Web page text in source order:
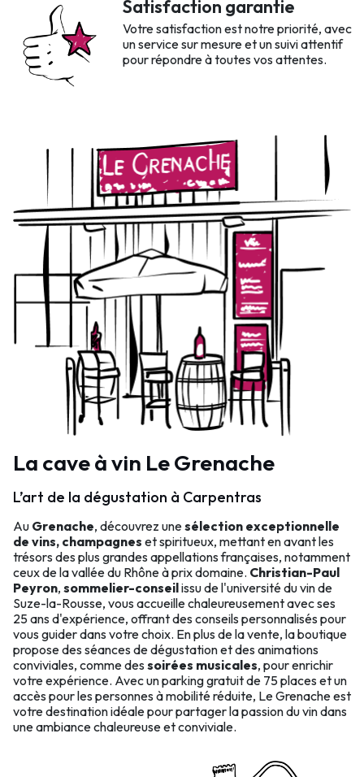
Satisfaction garantie
Votre satisfaction est notre priorité, avec
un service sur mesure et un suivi attentif
pour répondre à toutes vos attentes.
La cave à vin Le Grenache
L’art de la dégustation à Carpentras
Au Grenache, découvrez unesélection exceptionnelle
de vins, champagnes et spiritueux, mettant en avant les
trésors des plus grandes appellations françaises, notamment
ceux de la vallée du Rhône à prix domaine. Christian-Paul
Peyron, sommelier-conseilissu de l'université du vin de
Suze-la-Rousse, vous accueille chaleureusement avec ses
25 ans d'expérience, offrant des conseils personnalisés pour
vous guider dans votre choix. En plus de la vente, la boutique
propose des séances de dégustation et des animations
conviviales, comme des soirées musicales, pour enrichir
votre expérience. Avec un parking gratuit de 75 places et un
accès pour les personnes à mobilité réduite, Le Grenache est
votre destination idéale pour partager la passion du vin dans
une ambiance chaleureuse et conviviale.